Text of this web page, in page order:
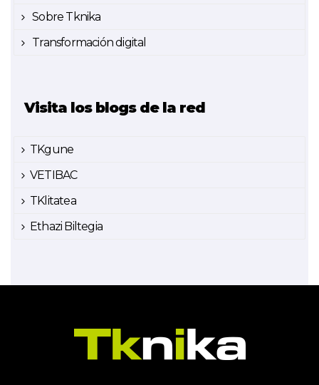
Sobre Tknika
Transformación digital
Visita los blogs de la red
TKgune
VETIBAC
TKlitatea
Ethazi Biltegia